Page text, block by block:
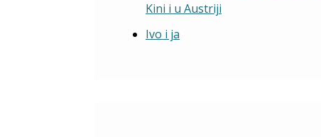
Kini i u Austriji
Ivo i ja